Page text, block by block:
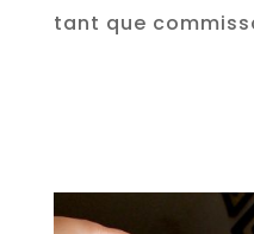
tant que